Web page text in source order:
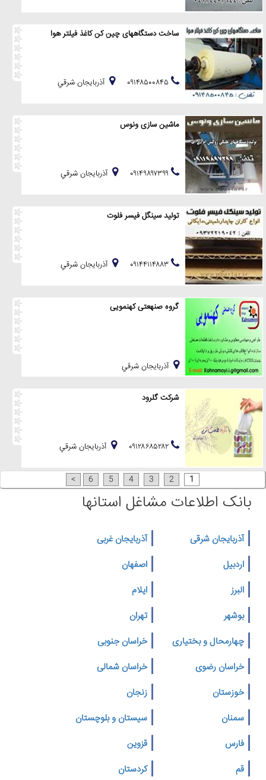
ساخت دستگاههای چین کن کاغذ فیلتر هوا
آذربايجان شرقي
ماشین سازی ونوس
آذربايجان شرقي
تولید سینگل فیسر فلوت
آذربايجان شرقي
گروه صنهعتی کهنمویی
آذربايجان شرقي
شرکت گلرود
آذربايجان شرقي
1
2
3
4
5
6
>
بانک اطلاعات مشاغل استانها
آذربایجان شرقی
آذربایجان غربی
اردبیل
اصفهان
البرز
ایلام
بوشهر
تهران
چهارمحال و بختیاری
خراسان جنوبی
خراسان رضوی
خراسان شمالی
خوزستان
زنجان
سمنان
سیستان و بلوچستان
فارس
قزوین
قم
کردستان